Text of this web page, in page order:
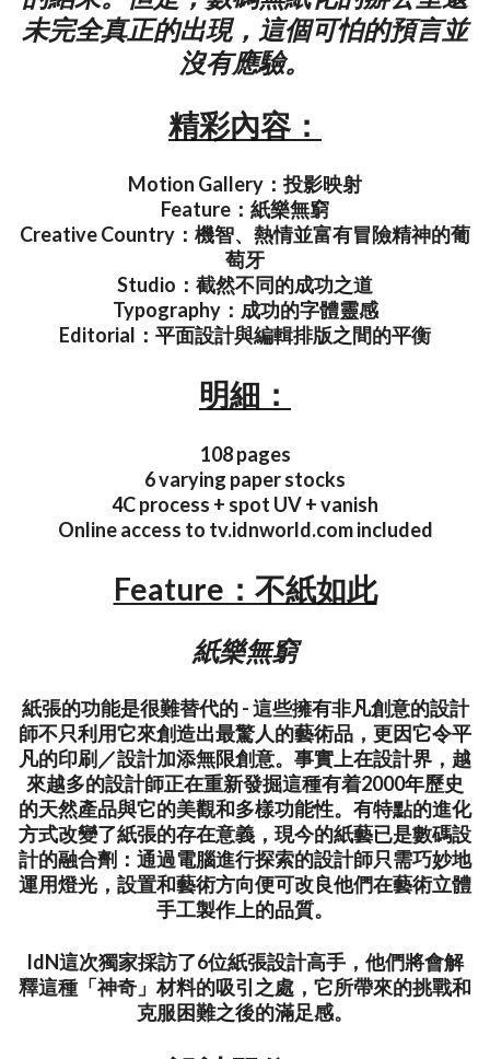
未完全真正的出現，這個可怕的預言並
沒有應驗。
精彩內容：
Motion Gallery：投影映射
Feature：紙樂無窮
Creative Country：機智、熱情並富有冒險精神的葡
萄牙
Studio：截然不同的成功之道
Typography：成功的字體靈感
Editorial：平面設計與編輯排版之間的平衡
明細：
108 pages
6 varying paper stocks
4C process + spot UV + vanish
Online access to tv.idnworld.com included
Feature：不紙如此
紙樂無窮
紙張的功能是很難替代的‭ - ‬這些擁有非凡創意的設計
師不只利用它來創造出最驚人的藝術品，更因它令平
凡的印刷／設計加添無限創意。事實上在設計界，越
來越多的設計師正在重新發掘這種有着2000年歷史
的天然產品與它的美觀和多樣功能性。有特點的進化
方式改變了紙張的存在意義，現今的紙藝已是數碼設
計的融合劑：通過電腦進行探索的設計師只需巧妙地
運用燈光，設置和藝術方向便可改良他們在藝術立體
手工製作上的品質。
IdN這次獨家採訪了6位紙張設計高手，他們將會解
釋這種「神奇」材料的吸引之處，它所帶來的挑戰和
克服困難之後的滿足感。